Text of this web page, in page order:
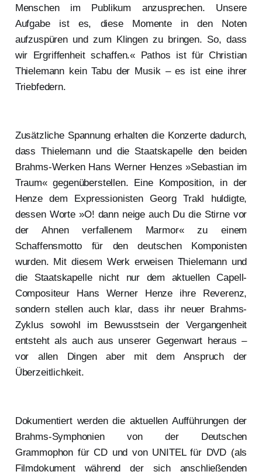
Menschen im Publikum anzusprechen. Unsere
Aufgabe ist es, diese Momente in den Noten
aufzuspüren und zum Klingen zu bringen. So, dass
wir Ergriffenheit schaffen.« Pathos ist für Christian
Thielemann kein Tabu der Musik – es ist eine ihrer
Triebfedern.
Zusätzliche Spannung erhalten die Konzerte dadurch,
dass Thielemann und die Staatskapelle den beiden
Brahms-Werken Hans Werner Henzes »Sebastian im
Traum« gegenüberstellen. Eine Komposition, in der
Henze dem Expressionisten Georg Trakl huldigte,
dessen Worte »O! dann neige auch Du die Stirne vor
der Ahnen verfallenem Marmor« zu einem
Schaffensmotto für den deutschen Komponisten
wurden. Mit diesem Werk erweisen Thielemann und
die Staatskapelle nicht nur dem aktuellen Capell-
Compositeur Hans Werner Henze ihre Reverenz,
sondern stellen auch klar, dass ihr neuer Brahms-
Zyklus sowohl im Bewusstsein der Vergangenheit
entsteht als auch aus unserer Gegenwart heraus –
vor allen Dingen aber mit dem Anspruch der
Überzeitlichkeit.
Dokumentiert werden die aktuellen Aufführungen der
Brahms-Symphonien von der Deutschen
Grammophon für CD und von UNITEL für DVD (als
Filmdokument während der sich anschließenden